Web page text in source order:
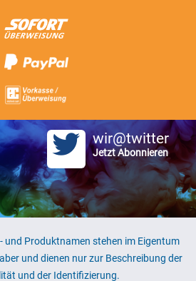
wir@twitter
Jetzt Abonnieren
und Produktnamen stehen im Eigentum
und dienen nur zur Beschreibung der
und der Identifizierung.